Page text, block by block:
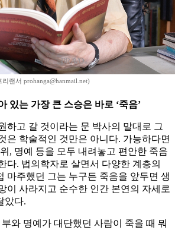
랜서 prohanga@hanmail.net)
있는 가장 큰 스승은 바로 ‘죽음’
하고 갈 것이라는 문 박사의 말대로 그
은 학술적인 것만은 아니다. 가능하다면
, 명예 등을 모두 내려놓고 편안한 죽음
다. 법의학자로 살면서 다양한 계층의
마주했던 그는 누구든 죽음을 앞두면 생
이 사라지고 순수한 인간 본연의 자세로
았다.
와 명예가 대단했던 사람이 죽을 때 뭐